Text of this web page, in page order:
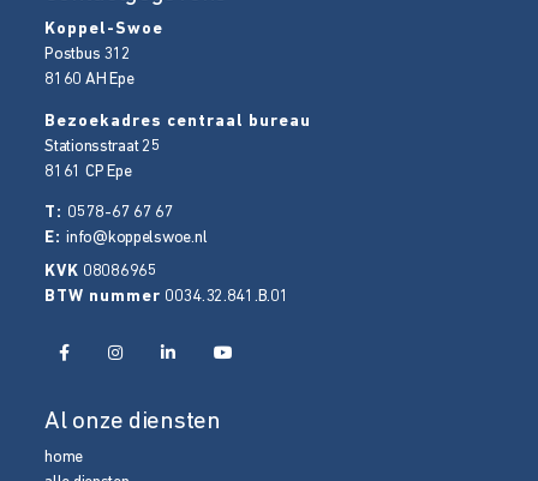
Koppel-Swoe
Postbus 312
8160 AH Epe
Bezoekadres centraal bureau
Stationsstraat 25
8161 CP Epe
T: 0578-67 67 67
E:info@koppelswoe.nl
KVK 08086965
BTW nummer 0034.32.841.B.01
Al onze diensten
home